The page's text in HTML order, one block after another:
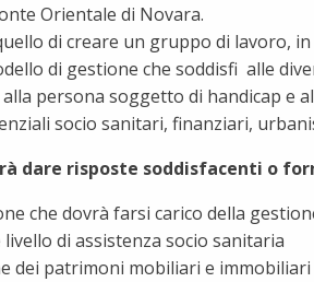
Orientale di Novara.
di creare un gruppo di lavoro,
di gestione che soddisfi alle
persona soggetto di handicap e
socio sanitari, finanziari,
dare risposte soddisfacenti o
che dovrà farsi carico della
di assistenza socio sanitaria
patrimoni mobiliari e